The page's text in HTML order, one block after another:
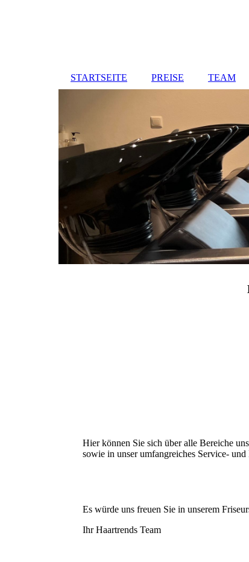
STARTSEITE PREISE TEAM
Hier können Sie sich über alle Bereiche
sowie in unser umfangreiches Service-
Es würde uns freuen Sie in unserem
Ihr Haartrends Team